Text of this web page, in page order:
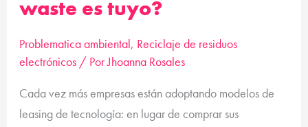
waste es tuyo?
Problematica ambiental, Reciclaje de residuos
electrónicos/ PorJhoanna Rosales
Cada vez más empresas están adoptando modelos de
leasing de tecnología: en lugar de comprar sus
El
waste
es
tuyo?